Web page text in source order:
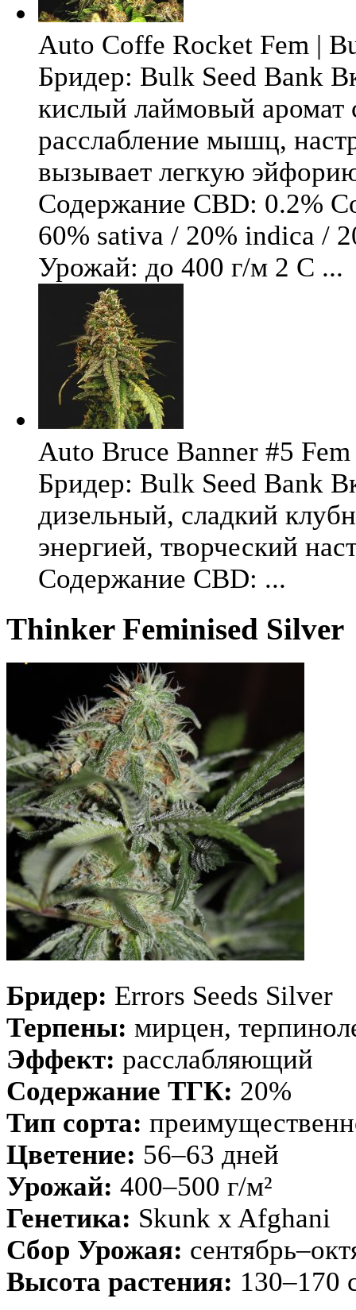
Auto Coffe Rocket Fem |
Бридер: Bulk Seed Bank
кислый лаймовый аромат
расслабление мышц,
вызывает легкую
Содержание CBD: 0.2%
60% sativa / 20% indica /
Урожай: до 400 г/м 2 С ...
Auto Bruce Banner #5
Бридер: Bulk Seed Bank
дизельный, сладкий
энергией, творческий
Содержание CBD: ...
Thinker Feminised Silver
Бридер: Errors Seeds Silver
Терпены: мирцен,
Эффект: расслабляющий
Содержание ТГК: 20%
Тип сорта:
Цветение: 56–63 дней
Урожай: 400–500 г/м²
Генетика: Skunk x Afghani
Сбор Урожая:
Высота растения: 130–170